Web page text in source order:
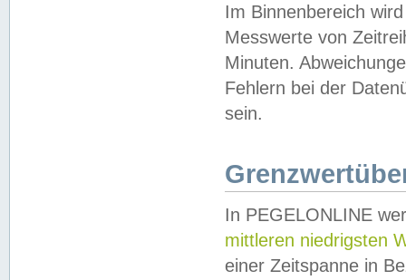
Im Binnenbereich
Messwerte von
Minuten.
Fehlern bei der
sein.
In PEGELONLINE
mittleren niedrigsten
einer Zeitspanne in